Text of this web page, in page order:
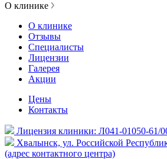
О клинике
О клинике
Отзывы
Специалисты
Лицензии
Галерея
Акции
Цены
Контакты
Лицензия клиники: Л041-01050-61/
Хвалынск, ул. Российской
(адрес контактного центра)